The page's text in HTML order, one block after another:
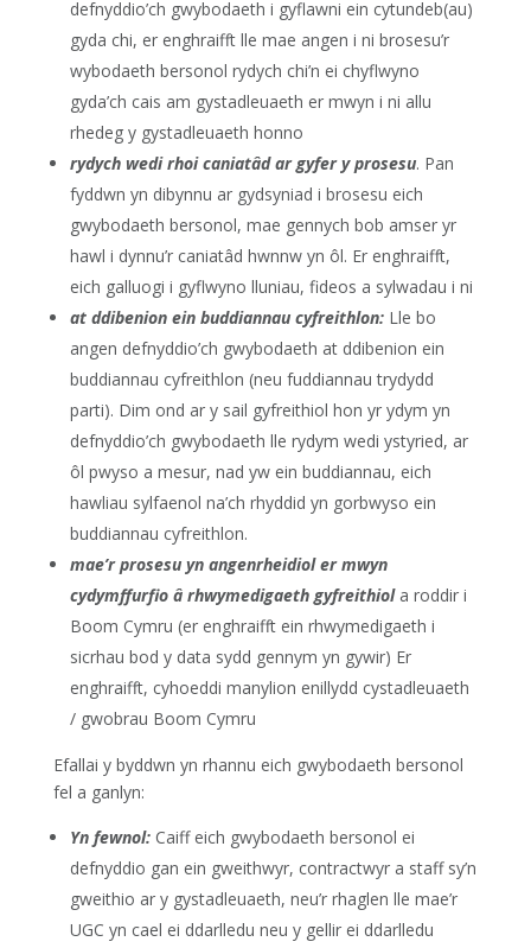
defnyddio’ch gwybodaeth i gyflawni ein cytundeb(au)
gyda chi, er enghraifft lle mae angen i ni brosesu’r
wybodaeth bersonol rydych chi’n ei chyflwyno
gyda’ch cais am gystadleuaeth er mwyn i ni allu
rhedeg y gystadleuaeth honno
rydych wedi rhoi caniatâd ar gyfer y prosesu. Pan
fyddwn yn dibynnu ar gydsyniad i brosesu eich
gwybodaeth bersonol, mae gennych bob amser yr
hawl i dynnu’r caniatâd hwnnw yn ôl. Er enghraifft,
eich galluogi i gyflwyno lluniau, fideos a sylwadau i ni
at ddibenion ein buddiannau cyfreithlon:Lle bo
angen defnyddio’ch gwybodaeth at ddibenion ein
buddiannau cyfreithlon (neu fuddiannau trydydd
parti). Dim ond ar y sail gyfreithiol hon yr ydym yn
defnyddio’ch gwybodaeth lle rydym wedi ystyried, ar
ôl pwyso a mesur, nad yw ein buddiannau, eich
hawliau sylfaenol na’ch rhyddid yn gorbwyso ein
buddiannau cyfreithlon.
mae’r prosesu yn angenrheidiol er mwyn
cydymffurfio â rhwymedigaeth gyfreithiol a roddir i
Boom Cymru (er enghraifft ein rhwymedigaeth i
sicrhau bod y data sydd gennym yn gywir) Er
enghraifft, cyhoeddi manylion enillydd cystadleuaeth
/ gwobrau Boom Cymru
Efallai y byddwn yn rhannu eich gwybodaeth bersonol
fel a ganlyn:
Yn fewnol: Caiff eich gwybodaeth bersonol ei
defnyddio gan ein gweithwyr, contractwyr a staff sy’n
gweithio ar y gystadleuaeth, neu’r rhaglen lle mae’r
UGC yn cael ei ddarlledu neu y gellir ei ddarlledu